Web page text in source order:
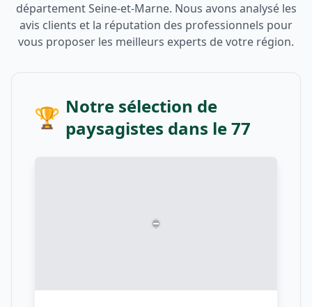
département Seine-et-Marne. Nous avons analysé les
avis clients et la réputation des professionnels pour
vous proposer les meilleurs experts de votre région.
🏆 Notre sélection de
paysagistes dans le 77